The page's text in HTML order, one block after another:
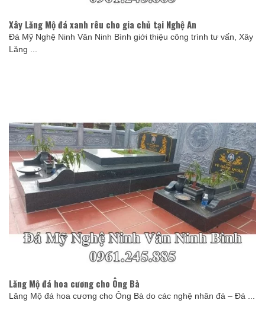
Xây Lăng Mộ đá xanh rêu cho gia chủ tại Nghệ An
Đá Mỹ Nghệ Ninh Vân Ninh Bình giới thiệu công trình tư vấn, Xây
Lăng ...
Lăng Mộ đá hoa cương cho Ông Bà
Lăng Mộ đá hoa cương cho Ông Bà do các nghệ nhân đá – Đá ...